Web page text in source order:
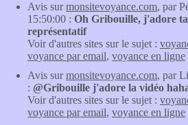
Avis surmonsitevoyance.com, par
15:50:00 : Oh Gribouille, j'adore
représentatif
Voir d'autres sites sur le sujet :
voyance par email, voyance en ligne
Avis surmonsitevoyance.com, par
: @Gribouille j'adore la vidéo
Voir d'autres sites sur le sujet :
voyance par email, voyance en ligne